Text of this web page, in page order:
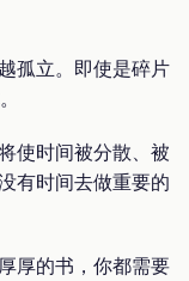
孤立。即使是碎片
使时间被分散、被
有时间去做重要的
厚的书，你都需要